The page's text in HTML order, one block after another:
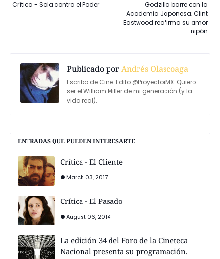
Godzilla barre con la
Academia Japonesa; Clint
Eastwood reafirma su amor
nipón
Crítica - Sola contra el Poder
Publicado porAndrés Olascoaga
Escribo de Cine. Edito @ProyectorMX. Quiero
ser el William Miller de mi generación (y la
vida real).
ENTRADAS QUE PUEDEN INTERESARTE
Crítica - El Cliente
March 03, 2017
Crítica - El Pasado
August 06, 2014
La edición 34 del Foro de la Cineteca
Nacional presenta su programación.